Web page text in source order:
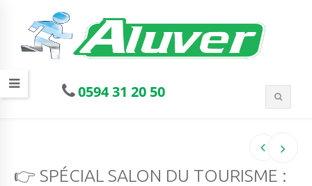
0594 31 20 50
👉 SPÉCIAL SALON DU TOURISME :